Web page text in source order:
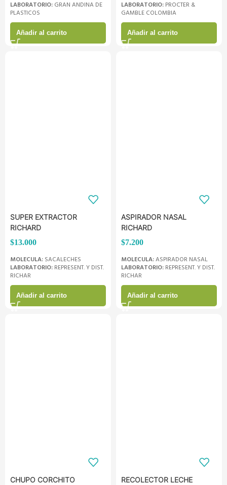
LABORATORIO: GRAN ANDINA DE
PLASTICOS
Añadir al carrito
LABORATORIO: PROCTER &
GAMBLE COLOMBIA
Añadir al carrito
SUPER EXTRACTOR
RICHARD
$13.000
MOLECULA: SACALECHES
LABORATORIO: REPRESENT. Y DIST.
RICHAR
Añadir al carrito
ASPIRADOR NASAL
RICHARD
$7.200
MOLECULA:ASPIRADOR NASAL
LABORATORIO: REPRESENT. Y DIST.
RICHAR
Añadir al carrito
CHUPO CORCHITO
RECOLECTOR LECHE